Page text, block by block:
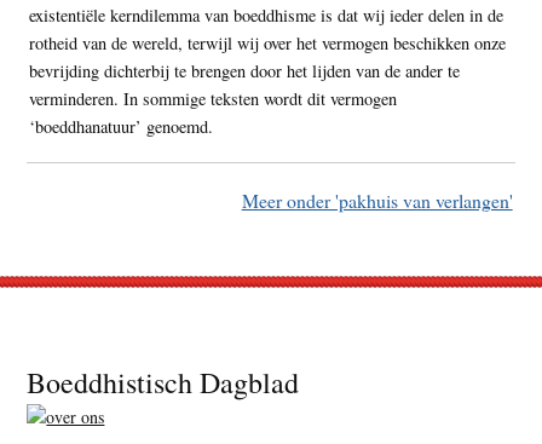
existentiële kerndilemma van boeddhisme is dat wij ieder delen in de
rotheid van de wereld, terwijl wij over het vermogen beschikken onze
bevrijding dichterbij te brengen door het lijden van de ander te
verminderen. In sommige teksten wordt dit vermogen
‘boeddhanatuur’ genoemd.
Meer onder 'pakhuis van verlangen'
Footer
Boeddhistisch Dagblad